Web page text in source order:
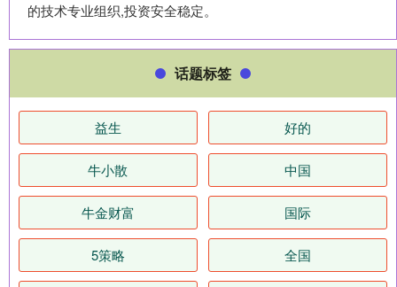
的技术专业组织,投资安全稳定。
话题标签
益生 好的
牛小散 中国
牛金财富 国际
5策略 全国